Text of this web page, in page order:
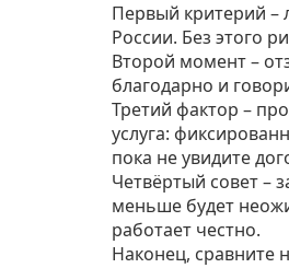
Первый критерий –
России. Без этого
Второй момент –
благодарно и
Третий фактор –
услуга:
пока не увидите
Четвёртый совет –
меньше будет
работает честно.
Наконец, сравните